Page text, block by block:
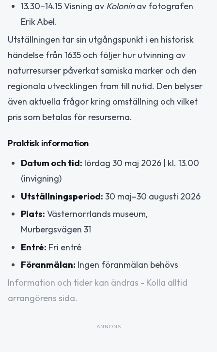
13.30–14.15 Visning av Koloninav fotografen
Erik Abel.
Utställningen tar sin utgångspunkt i en historisk
händelse från 1635 och följer hur utvinning av
naturresurser påverkat samiska marker och den
regionala utvecklingen fram till nutid. Den belyser
även aktuella frågor kring omställning och vilket
pris som betalas för resurserna.
Praktisk information
Datum och tid: lördag 30 maj 2026 | kl. 13.00
(invigning)
Utställningsperiod: 30 maj–30 augusti 2026
Plats: Västernorrlands museum,
Murbergsvägen 31
Entré: Fri entré
Föranmälan: Ingen föranmälan behövs
Information och tider kan ändras - Kolla alltid
arrangörens sida.
ANNONS